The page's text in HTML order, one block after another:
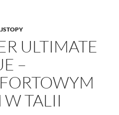
ULTIMATE
–
TALII